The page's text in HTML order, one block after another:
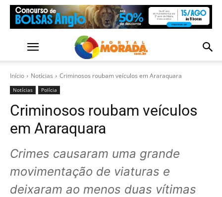
Início Notícias Criminosos roubam veículos em Araraquara
Notícias Polícia
Criminosos roubam veículos
em Araraquara
Crimes causaram uma grande
movimentação de viaturas e
deixaram ao menos duas vítimas